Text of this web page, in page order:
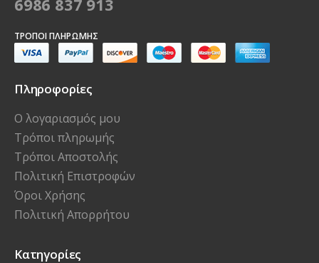
6986 837 913
ΤΡΌΠΟΙ ΠΛΗΡΩΜΉΣ
Πληροφορίες
Ο λογαριασμός μου
Τρόποι πληρωμής
Τρόποι Αποστολής
Πολιτική Επιστροφών
Όροι Χρήσης
Πολιτική Απορρήτου
Κατηγορίες